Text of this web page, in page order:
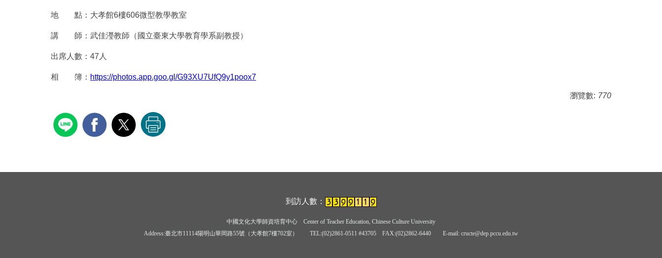
地 點：大孝館6樓606微型教學教室
講 師：武佳瀅教師（國立臺東大學教育學系副教授）
出席人數：47人
相 簿： https://photos.app.goo.gl/G93XU7UfQ9y1poox7
瀏覽數: 770
到訪人數：
中國文化大學師資培育中心 Center of Teacher Education, Chinese Culture University
Address:臺北市11114陽明山華岡路55號（大孝館7樓702室） TEL:(02)2861-0511 #43705 FAX:(02)2862-6440 E-mail: cructe@dep.pccu.edu.tw